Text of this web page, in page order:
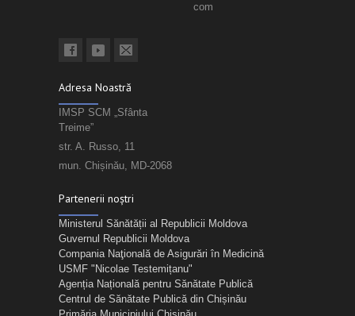
com
Adresa Noastră
IMSP SCM „Sfânta
Treime”
str. A. Russo, 11
mun. Chișinău, MD-2068
Partenerii noștri
Ministerul Sănătății al Republicii Moldova
Guvernul Republicii Moldova
Compania Naţională de Asigurări în Medicină
USMF "Nicolae Testemițanu"
Agenția Națională pentru Sănătate Publică
Centrul de Sănătate Publică din Chișinău